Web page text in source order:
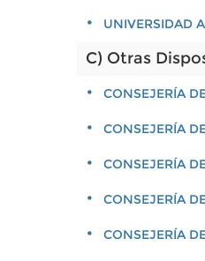
UNIVERSIDAD
C) Otras
CONSEJERÍA
CONSEJERÍA
CONSEJERÍA
CONSEJERÍA
CONSEJERÍA